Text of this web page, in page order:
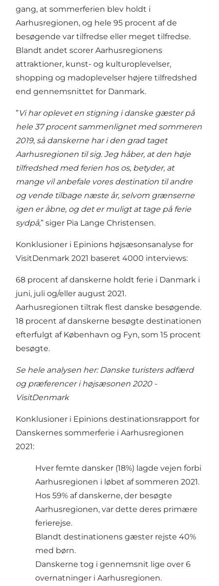
gang, at sommerferien blev holdt i
Aarhusregionen, og hele 95 procent af de
besøgende var tilfredse eller meget tilfredse.
Blandt andet scorer Aarhusregionens
attraktioner, kunst- og kulturoplevelser,
shopping og madoplevelser højere tilfredshed
end gennemsnittet for Danmark.
”Vi har oplevet en stigning i danske gæster på
hele 37 procent sammenlignet med sommeren
2019, så danskerne har i den grad taget
Aarhusregionen til sig. Jeg håber, at den høje
tilfredshed med ferien hos os, betyder, at
mange vil anbefale vores destination til andre
og vende tilbage næste år, selvom grænserne
igen er åbne, og det er muligt at tage på ferie
sydpå,” siger Pia Lange Christensen.
Konklusioner i Epinions højsæsonsanalyse for
VisitDenmark 2021 baseret 4000 interviews:
68 procent af danskerne holdt ferie i Danmark i
juni, juli og/eller august 2021.
Aarhusregionen tiltrak flest danske besøgende.
18 procent af danskerne besøgte destinationen
efterfulgt af København og Fyn, som 15 procent
besøgte.
Se hele analysen her: Danske turisters adfærd
og præferencer i højsæsonen 2020 -
VisitDenmark
Konklusioner i Epinions destinationsrapport for
Danskernes sommerferie i Aarhusregionen
2021:
Hver femte dansker (18%) lagde vejen forbi
Aarhusregionen i løbet af sommeren 2021.
Hos 59% af danskerne, der besøgte
Aarhusregionen, var dette deres primære
ferierejse.
Blandt destinationens gæster rejste 40%
med børn.
Danskerne tog i gennemsnit lige over 6
overnatninger i Aarhusregionen.